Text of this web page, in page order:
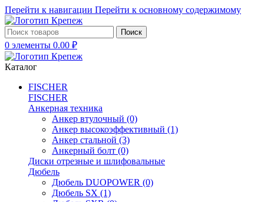
Перейти к навигации Перейти к основному содержимому
Поиск
0 элементы 0.00 ₽
Каталог
FISCHER
FISCHER
Анкерная техника
Анкер втулочный (0)
Анкер высокоэффективный (1)
Анкер стальной (3)
Анкерный болт (0)
Диски отрезные и шлифовальные
Дюбель
Дюбель DUOPOWER (0)
Дюбель SX (1)